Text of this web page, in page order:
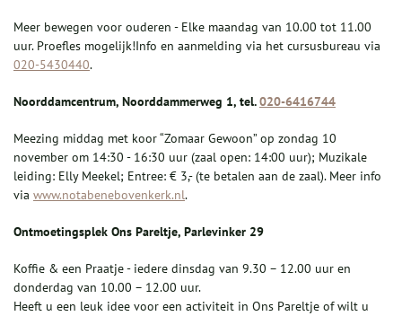
Meer bewegen voor ouderen - Elke maandag van 10.00 tot 11.00
uur. Proefles mogelijk!Info en aanmelding via het cursusbureau via
020-5430440.
Noorddamcentrum, Noorddammerweg 1, tel.020-6416744
Meezing middag met koor “Zomaar Gewoon” op zondag 10
november om 14:30 - 16:30 uur (zaal open: 14:00 uur); Muzikale
leiding: Elly Meekel; Entree: € 3,- (te betalen aan de zaal). Meer info
via www.notabenebovenkerk.nl.
Ontmoetingsplek Ons Pareltje, Parlevinker 29
Koffie & een Praatje - iedere dinsdag van 9.30 – 12.00 uur en
donderdag van 10.00 – 12.00 uur.
Heeft u een leuk idee voor een activiteit in Ons Pareltje of wilt u